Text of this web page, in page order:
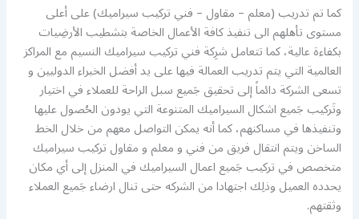
كما تم تدريب (معلم – مقاول – فني تركيب سيراميك) على أعلى
مستوى تأهلهم الى تنفيذ كافة الأعمال الخاصة بتشطيب الأرضِيات
بكفاءة عالية، كما تتعامل شرِكة فني تركيب سيراميك النسيم مع المراكز
العالمية التي يتم تدريب العمالة فيها على يد أفضل الخبراء الدوليين و
تسعى الشركة دائماً إلى تحقيق جَميع سبل الراحة للعملاء في اختيار
وتَركيب جَميع اشكال السيراميك المتنوعة التي يودون الحُصول عليها
وتنفيذها في مساكنهم، كما أنه يمكن التواصل معهم من خلال الخط
الساخن ويتم انتقال فريق من فني و معلم و مقاول تركيب سيراميك
متخصص في تركيب جَميع اعمال السيراميك في المنزل إلى أي مكان
يحدده العميل وذلِك اجتهادا من الشركه حتى تنال ارضاء جَميع العملاء
وثقتهم.